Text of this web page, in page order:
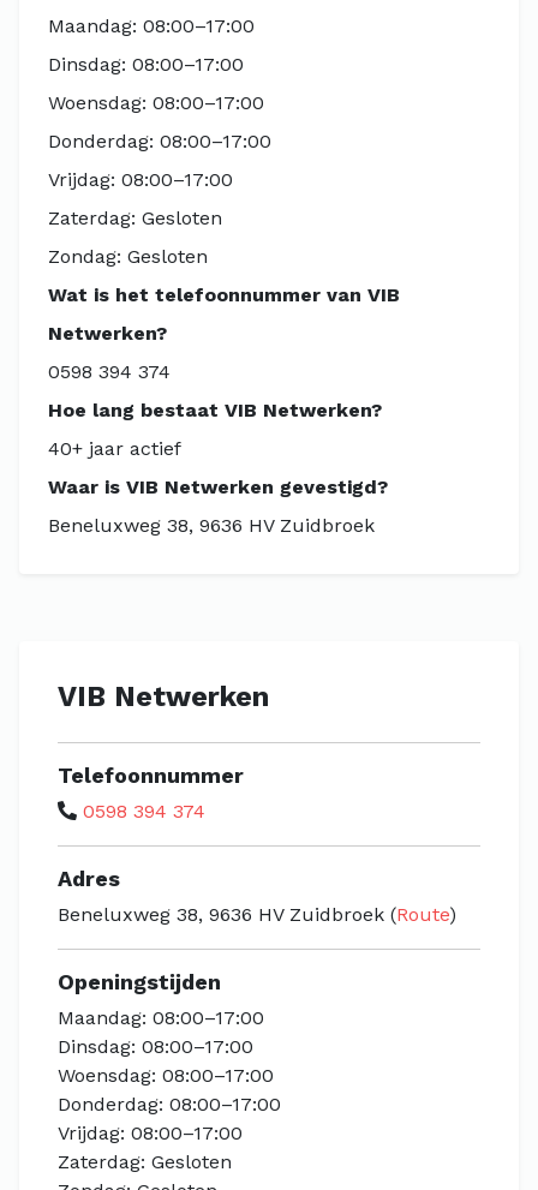
Maandag: 08:00–17:00
Dinsdag: 08:00–17:00
Woensdag: 08:00–17:00
Donderdag: 08:00–17:00
Vrijdag: 08:00–17:00
Zaterdag: Gesloten
Zondag: Gesloten
Wat is het telefoonnummer van VIB
Netwerken?
0598 394 374
Hoe lang bestaat VIB Netwerken?
40+ jaar actief
Waar is VIB Netwerken gevestigd?
Beneluxweg 38, 9636 HV Zuidbroek
VIB Netwerken
Telefoonnummer
0598 394 374
Adres
Beneluxweg 38, 9636 HV Zuidbroek (Route)
Openingstijden
Maandag: 08:00–17:00
Dinsdag: 08:00–17:00
Woensdag: 08:00–17:00
Donderdag: 08:00–17:00
Vrijdag: 08:00–17:00
Zaterdag: Gesloten